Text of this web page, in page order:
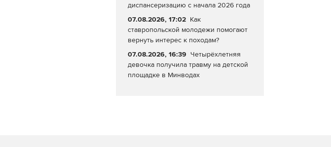
диспансеризацию с начала 2026 года
07.08.2026, 17:02 Как
ставропольской молодежи помогают
вернуть интерес к походам?
07.08.2026, 16:39 Четырёхлетняя
девочка получила травму на детской
площадке в Минводах